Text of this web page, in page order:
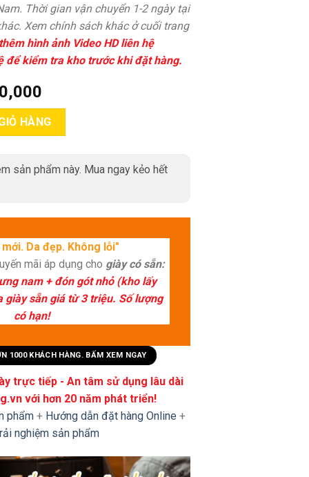
Thời gian vận chuyển 1-2 ngày tại
Xem chính sách khác ở cuối trang
hình ảnh Video HD liên hệ
để kiểm tra kho trước khi đặt hàng.
TX303 quantity
HÀNG
sản phẩm này. Mua ngay kẻo hết
Da đẹp. Không lỗi"
mãi áp dụng cho giày có sẵn:
nam + đón gót nhỏ (kho lấy
giày sẵn giá từ 3 triệu. Số lượng
có hạn!
1000 KHÁCH HÀNG. BẤM XEM NGAY
trực tiếp - An tâm sử dụng lâu dài
với hơn 20 năm phát triển!
phẩm+ Hướng dẫn đặt hàng Online +
nghiệm sản phẩm